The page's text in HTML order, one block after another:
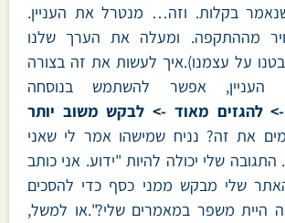
בקלות. וזה… מנטרל את העניין.
מההתקפה. ומעלה את הערך שלנו
על עצמנו).איך לעשות את זה בצורה
העניין, אפשר להשתמש בנוסחה
> להגזים מאוד -> לבקש משוב יותר
את זה? נניח שמישהו אמר לי שאני
שלי יכולה להיות "ידוע. אני כותב
שלי מבקש ממני כסף כדי להסכים
היית משפר במאמרים שלי?".או למשל,